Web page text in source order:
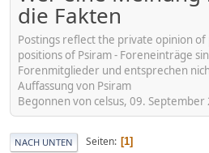
die Fakten
Postings reflect the private opinion
positions of Psiram - Foreneinträge
Forenmitglieder und entsprechen
Auffassung von Psiram
Begonnen von celsus, 09.
NACH UNTEN Seiten 1